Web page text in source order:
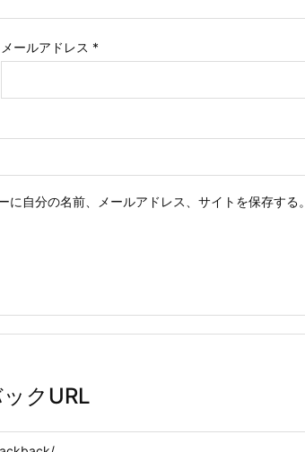
メールアドレス *
自分の名前、メールアドレス、サイトを保存する。
クURL